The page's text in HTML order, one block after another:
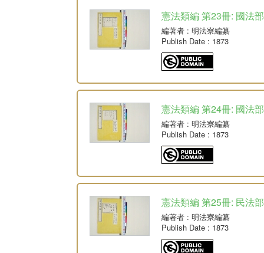
憲法類編 第23冊: 國法
編著者 : 明法寮編纂
Publish Date : 1873
憲法類編 第24冊: 國法
編著者 : 明法寮編纂
Publish Date : 1873
憲法類編 第25冊: 民法
編著者 : 明法寮編纂
Publish Date : 1873